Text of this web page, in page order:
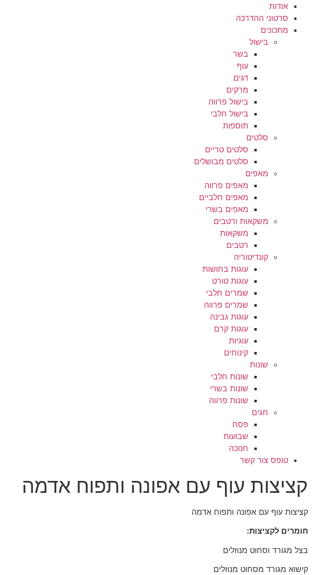
אודות
סרטוני ההדרכה
מתכונים
בישול
בשר
עוף
דגים
מרקים
בישול פרווה
בישול חלבי
תוספות
סלטים
סלטים טריים
סלטים מבושלים
מאפים
מאפים פרווה
מאפים חלביים
מאפים בשרי
משקאות ורטבים
משקאות
רטבים
קונדיטוריה
עוגות בחושות
עוגות טורט
שמרים חלבי
שמרים פרווה
עוגות גבינה
עוגות קרם
עוגיות
קינוחים
שונות
שונות חלבי
שונות בשרי
שונות פרווה
חגים
פסח
שבועות
חנוכה
טופס צור קשר
קציצות עוף עם אפונה ותפוח אדמה
קציצות עוף עם אפונה ותפוח אדמה
חומרים לקציצות:
בצל מגורד וסחוט מנוזלים
קישוא מגורד מסחוט מנוזלים